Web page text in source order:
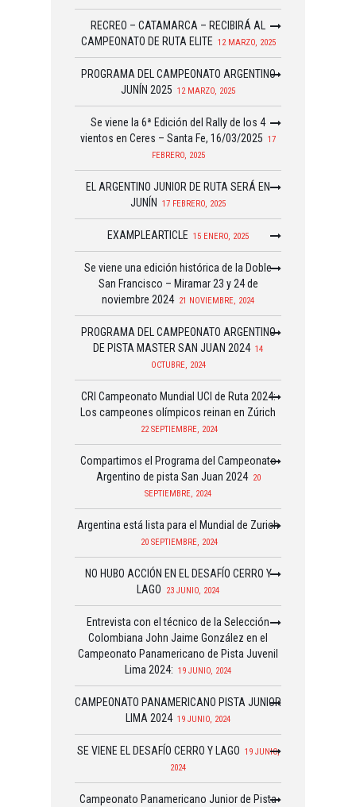
RECREO – CATAMARCA – RECIBIRÁ AL
CAMPEONATO DE RUTA ELITE 12 MARZO, 2025
PROGRAMA DEL CAMPEONATO ARGENTINO
JUNÍN 2025 12 MARZO, 2025
Se viene la 6ª Edición del Rally de los 4
vientos en Ceres – Santa Fe, 16/03/2025 17
FEBRERO, 2025
EL ARGENTINO JUNIOR DE RUTA SERÁ EN
JUNÍN
17 FEBRERO, 2025
EXAMPLEARTICLE 15 ENERO, 2025
Se viene una edición histórica de la Doble
San Francisco – Miramar 23 y 24 de
noviembre 2024 21 NOVIEMBRE, 2024
PROGRAMA DEL CAMPEONATO ARGENTINO
DE PISTA MASTER SAN JUAN 2024 14
OCTUBRE, 2024
CRI Campeonato Mundial UCI de Ruta 2024:
Los campeones olímpicos reinan en Zúrich
22 SEPTIEMBRE, 2024
Compartimos el Programa del Campeonato
Argentino de pista San Juan 2024 20
SEPTIEMBRE, 2024
Argentina está lista para el Mundial de Zurich
20 SEPTIEMBRE, 2024
NO HUBO ACCIÓN EN EL DESAFÍO CERRO Y
LAGO
23 JUNIO, 2024
Entrevista con el técnico de la Selección
Colombiana John Jaime González en el
Campeonato Panamericano de Pista Juvenil
Lima 2024: 19 JUNIO, 2024
CAMPEONATO PANAMERICANO PISTA JUNIOR
LIMA 2024 19 JUNIO, 2024
SE VIENE EL DESAFÍO CERRO Y LAGO 19 JUNIO,
2024
Campeonato Panamericano Junior de Pista